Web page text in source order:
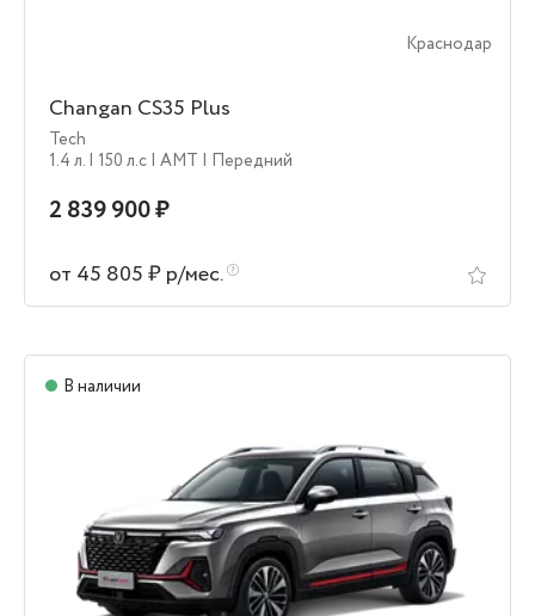
Краснодар
Changan CS35 Plus
Tech
1.4 л. | 150 л.c | AMT | Передний
2 839 900 ₽
от 45 805 ₽ р/мес.
В наличии